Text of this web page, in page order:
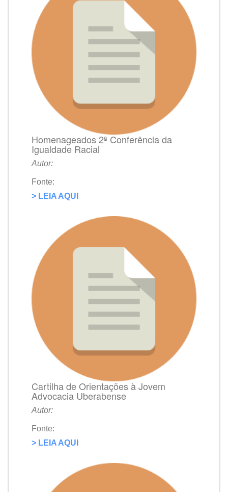
Homenageados 2ª Conferência da
Igualdade Racial
Autor:
Fonte:
> LEIA AQUI
Cartilha de Orientações à Jovem
Advocacia Uberabense
Autor:
Fonte:
> LEIA AQUI